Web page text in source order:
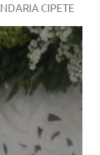
CIPETE